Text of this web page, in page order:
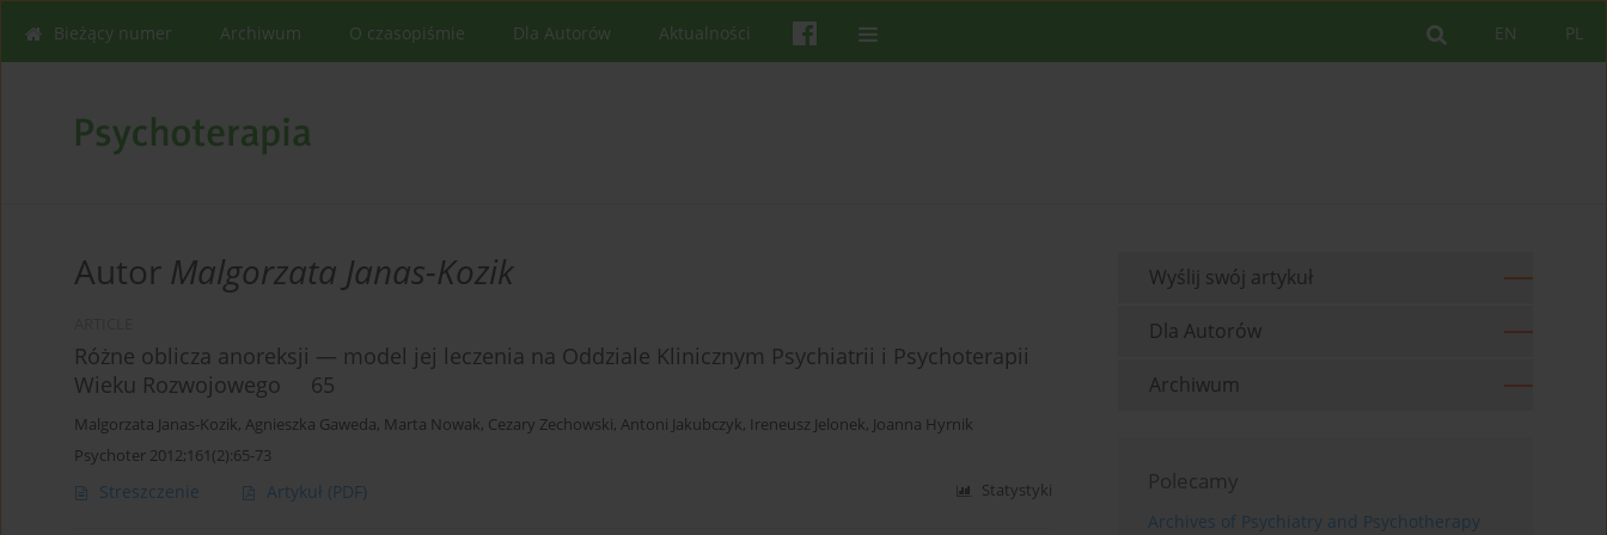
PL
EN
Bieżący numer Archiwum O czasopiśmie Dla Autorów Aktualności
Autor Malgorzata Janas-Kozik
Różne oblicza anoreksji — model jej leczenia na Oddziale Klinicznym Psychiatrii i Psychoterapii
Wieku Rozwojowego 65
Malgorzata Janas-Kozik, Agnieszka Gaweda, Marta Nowak, Cezary Zechowski, Antoni Jakubczyk, Ireneusz Jelonek, Joanna Hyrnik
Psychoter 2012;161(2):65-73
Streszczenie Artykuł (PDF) Statystyki
Wyślij swój artykuł
Dla Autorów
Archiwum
Polecamy
Archives of Psychiatry and Psychotherapy